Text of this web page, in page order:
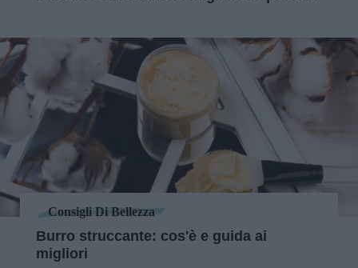
Consigli Di Bellezza
Burro struccante: cos'è e guida ai
migliori